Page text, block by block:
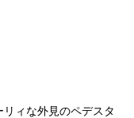
ィな外見のペデスタ